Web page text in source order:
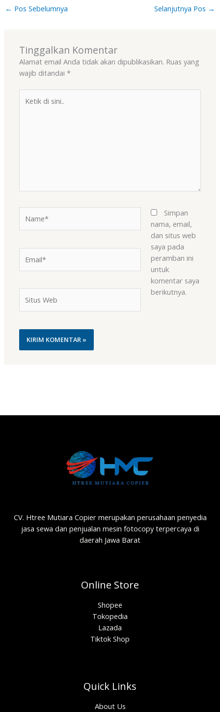
← Pos Sebelumnya Selanjutnya Pos →
Tinggalkan Komentar
Alamat email Anda tidak akan dipublikasikan. Ruas yang
wajib ditandai*
Web
Simpan
nama, email,
dan situs web
saya pada
peramban ini
untuk
komentar saya
berikutnya.
CV. Htree Mutiara Copier merupakan perusahaan penyedia
jasa sewa dan penjualan mesin fotocopy terpercaya di
daerah Jawa Barat
Online Store
Shopee
Tokopedia
Lazada
Tiktok Shop
Quick Links
About Us